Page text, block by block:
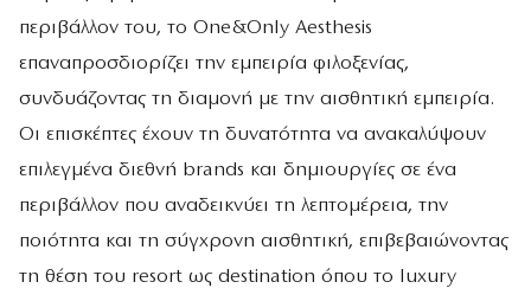
περιβάλλον του, το One&Only Aesthesis
επαναπροσδιορίζει την εμπειρία φιλοξενίας,
συνδυάζοντας τη διαμονή με την αισθητική εμπειρία.
Οι επισκέπτες έχουν τη δυνατότητα να ανακαλύψουν
επιλεγμένα διεθνή brands και δημιουργίες σε ένα
περιβάλλον που αναδεικνύει τη λεπτομέρεια, την
ποιότητα και τη σύγχρονη αισθητική, επιβεβαιώνοντας
τη θέση του resort ως destination όπου το luxury